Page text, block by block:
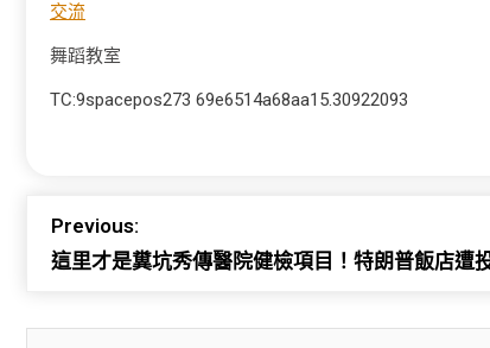
交流
舞蹈教室
TC:9spacepos273 69e6514a68aa15.30922093
Previous:
這里才是糞坑秀傳醫院健檢項目！特朗普飯店遭